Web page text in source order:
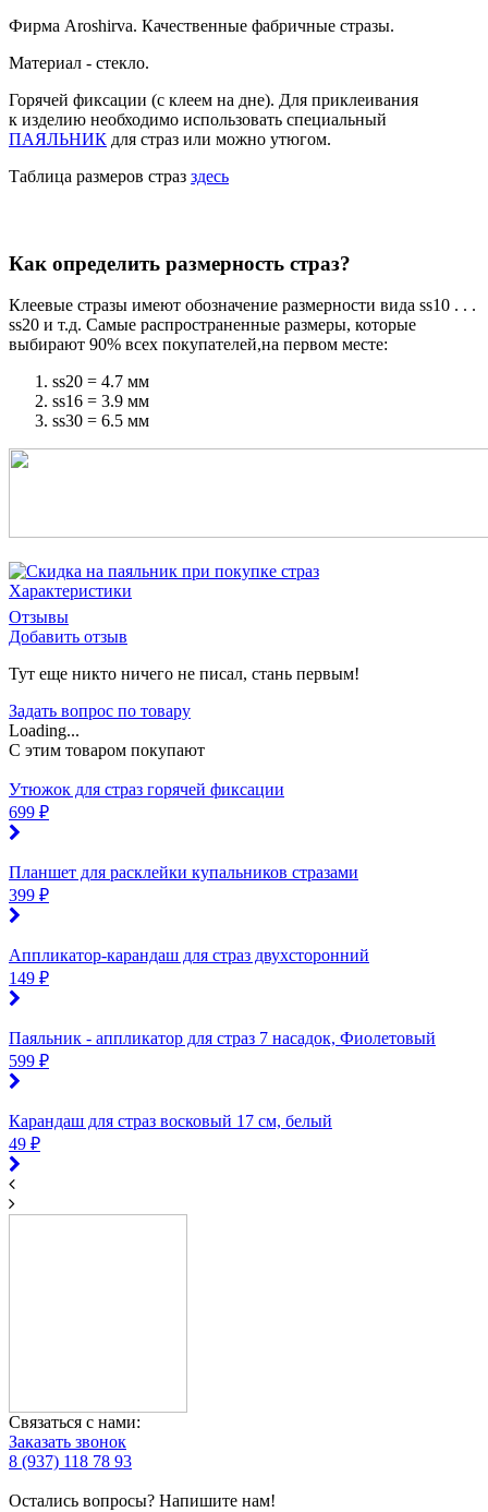
Фирма Aroshirva. Качественные фабричные стразы.
Материал - стекло.
Горячей фиксации (с клеем на дне). Для приклеивания
к изделию необходимо использовать специальный
ПАЯЛЬНИК для страз или можно утюгом.
Таблица размеров страз здесь
Как определить размерность страз?
Клеевые стразы имеют обозначение размерности вида ss10 . . .
ss20 и т.д. Самые распространенные размеры, которые
выбирают 90% всех покупателей,на первом месте:
ss20 = 4.7 мм
ss16 = 3.9 мм
ss30 = 6.5 мм
Характеристики
Отзывы
Добавить отзыв
Тут еще никто ничего не писал, стань первым!
Задать вопрос по товару
Loading...
C этим товаром покупают
Утюжок для страз горячей фиксации
699 ₽
Планшет для расклейки купальников стразами
399 ₽
Аппликатор-карандаш для страз двухсторонний
149 ₽
Паяльник - аппликатор для страз 7 насадок, Фиолетовый
599 ₽
Карандаш для страз восковый 17 см, белый
49 ₽
Связаться с нами:
Заказать звонок
8 (937) 118 78 93
Остались вопросы? Напишите нам!